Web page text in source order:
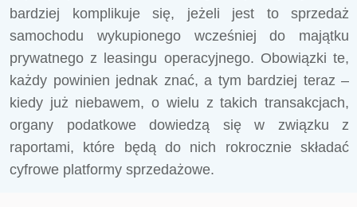
bardziej komplikuje się, jeżeli jest to sprzedaż
samochodu wykupionego wcześniej do majątku
prywatnego z leasingu operacyjnego. Obowiązki te,
każdy powinien jednak znać, a tym bardziej teraz –
kiedy już niebawem, o wielu z takich transakcjach,
organy podatkowe dowiedzą się w związku z
raportami, które będą do nich rokrocznie składać
cyfrowe platformy sprzedażowe.